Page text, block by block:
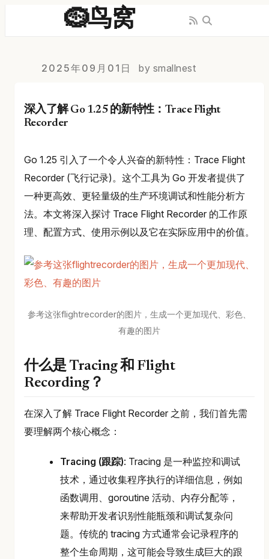
🪹鸟窝
2025年09月01日 by smallnest
深入了解 Go 1.25 的新特性：Trace Flight
Recorder
Go 1.25 引入了一个令人兴奋的新特性：Trace Flight
Recorder (飞行记录)。这个工具为 Go 开发者提供了
一种更高效、更轻量级的生产环境调试和性能分析方
法。本文将深入探讨 Trace Flight Recorder 的工作原
理、配置方式、使用示例以及它在实际应用中的价值。
参考这张flightrecorder的图片，生成一个更加现代、彩色、
有趣的图片
什么是 Tracing 和 Flight
Recording？
在深入了解 Trace Flight Recorder 之前，我们首先需
要理解两个核心概念：
Tracing (跟踪): Tracing 是一种监控和调试
技术，通过收集程序执行的详细信息，例如
函数调用、goroutine 活动、内存分配等，
来帮助开发者识别性能瓶颈和调试复杂问
题。传统的 tracing 方式通常会记录程序的
整个生命周期，这可能会导致生成巨大的跟